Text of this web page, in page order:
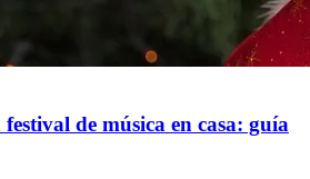
de música en casa: guía